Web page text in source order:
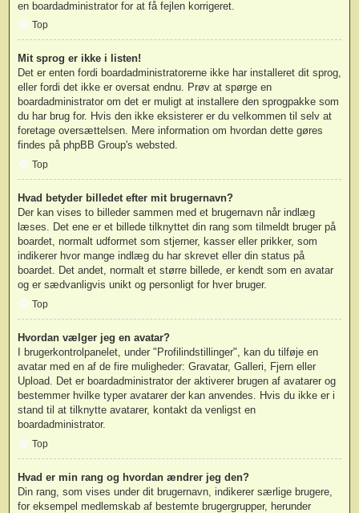
en boardadministrator for at få fejlen korrigeret.
Top
Mit sprog er ikke i listen!
Det er enten fordi boardadministratorerne ikke har installeret dit sprog,
eller fordi det ikke er oversat endnu. Prøv at spørge en
boardadministrator om det er muligt at installere den sprogpakke som
du har brug for. Hvis den ikke eksisterer er du velkommen til selv at
foretage oversættelsen. Mere information om hvordan dette gøres
findes på phpBB Group's websted.
Top
Hvad betyder billedet efter mit brugernavn?
Der kan vises to billeder sammen med et brugernavn når indlæg
læses. Det ene er et billede tilknyttet din rang som tilmeldt bruger på
boardet, normalt udformet som stjerner, kasser eller prikker, som
indikerer hvor mange indlæg du har skrevet eller din status på
boardet. Det andet, normalt et større billede, er kendt som en avatar
og er sædvanligvis unikt og personligt for hver bruger.
Top
Hvordan vælger jeg en avatar?
I brugerkontrolpanelet, under "Profilindstillinger", kan du tilføje en
avatar med en af de fire muligheder: Gravatar, Galleri, Fjern eller
Upload. Det er boardadministrator der aktiverer brugen af avatarer og
bestemmer hvilke typer avatarer der kan anvendes. Hvis du ikke er i
stand til at tilknytte avatarer, kontakt da venligst en
boardadministrator.
Top
Hvad er min rang og hvordan ændrer jeg den?
Din rang, som vises under dit brugernavn, indikerer særlige brugere,
for eksempel medlemskab af bestemte brugergrupper, herunder